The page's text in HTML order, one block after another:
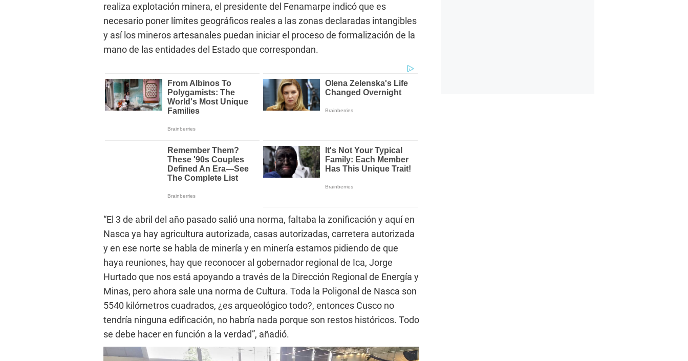
realiza explotación minera, el presidente del Fenamarpe indicó que es
necesario poner límites geográficos reales a las zonas declaradas intangibles
y así los mineros artesanales puedan iniciar el proceso de formalización de la
mano de las entidades del Estado que correspondan.
“El 3 de abril del año pasado salió una norma, faltaba la zonificación y aquí en
Nasca ya hay agricultura autorizada, casas autorizadas, carretera autorizada
y en ese norte se habla de minería y en minería estamos pidiendo de que
haya reuniones, hay que reconocer al gobernador regional de Ica, Jorge
Hurtado que nos está apoyando a través de la Dirección Regional de Energía y
Minas, pero ahora sale una norma de Cultura. Toda la Poligonal de Nasca son
5540 kilómetros cuadrados, ¿es arqueológico todo?, entonces Cusco no
tendría ninguna edificación, no habría nada porque son restos históricos. Todo
se debe hacer en función a la verdad”, añadió.